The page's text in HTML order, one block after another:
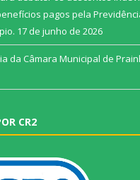
pagos pela
17 de junho de 2026
da Câmara Municipal de
CR2